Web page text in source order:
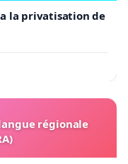
a la privatisation de
régionale